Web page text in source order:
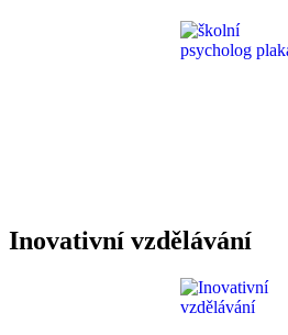
Inovativní vzdělávání